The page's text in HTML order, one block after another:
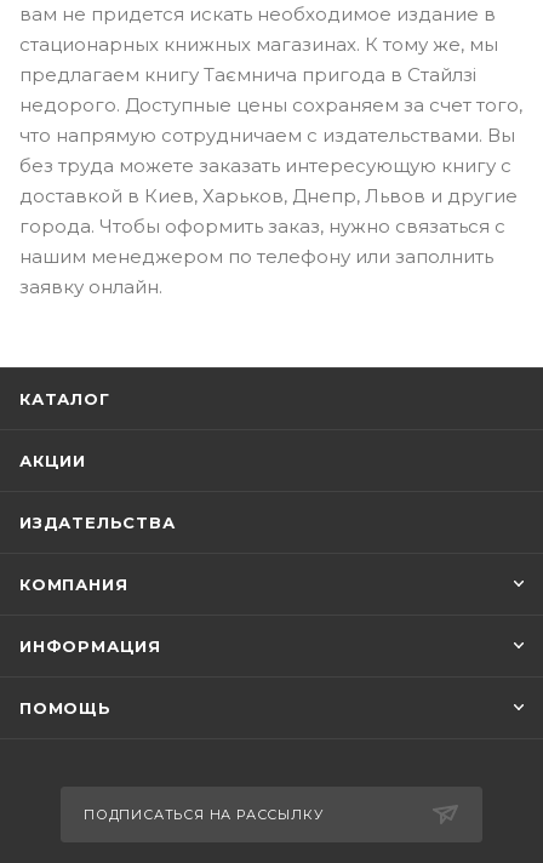
вам не придется искать необходимое издание в
стационарных книжных магазинах. К тому же, мы
предлагаем книгу Таємнича пригода в Стайлзі
недорого. Доступные цены сохраняем за счет того,
что напрямую сотрудничаем с издательствами. Вы
без труда можете заказать интересующую книгу с
доставкой в Киев, Харьков, Днепр, Львов и другие
города. Чтобы оформить заказ, нужно связаться с
нашим менеджером по телефону или заполнить
заявку онлайн.
КАТАЛОГ
АКЦИИ
ИЗДАТЕЛЬСТВА
КОМПАНИЯ
ИНФОРМАЦИЯ
ПОМОЩЬ
ПОДПИСАТЬСЯ НА РАССЫЛКУ